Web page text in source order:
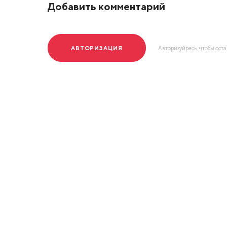
Добавить комментарий
АВТОРИЗАЦИЯ Авторизуйресь, чтобы